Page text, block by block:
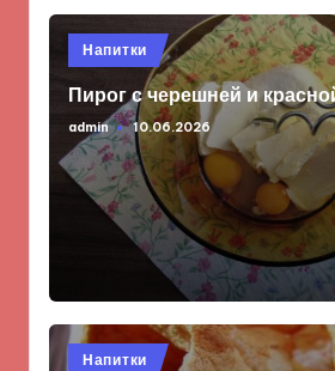
Опубликовано
в
Напитки
Пирог с черешней и
Запись
от
admin 10.06.2026
Опубликовано
Напитки